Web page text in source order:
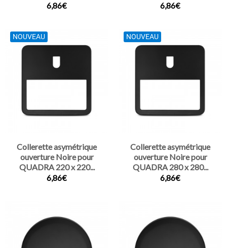
6,86€
6,86€
NOUVEAU
Collerette asymétrique
ouverture Noire pour
QUADRA 220 x 220...
6,86€
NOUVEAU
Collerette asymétrique
ouverture Noire pour
QUADRA 280 x 280...
6,86€